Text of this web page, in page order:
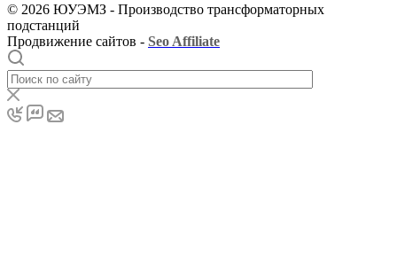
© 2026 ЮУЭМЗ - Производство трансформаторных
подстанций
Продвижение сайтов - Seo Affiliate